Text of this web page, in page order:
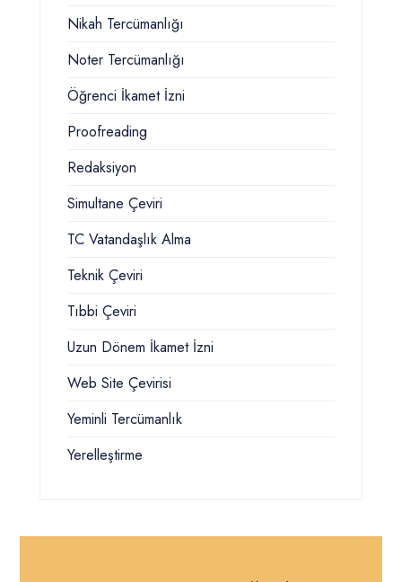
Nikah Tercümanlığı
Noter Tercümanlığı
Öğrenci İkamet İzni
Proofreading
Redaksiyon
Simultane Çeviri
TC Vatandaşlık Alma
Teknik Çeviri
Tıbbi Çeviri
Uzun Dönem İkamet İzni
Web Site Çevirisi
Yeminli Tercümanlık
Yerelleştirme